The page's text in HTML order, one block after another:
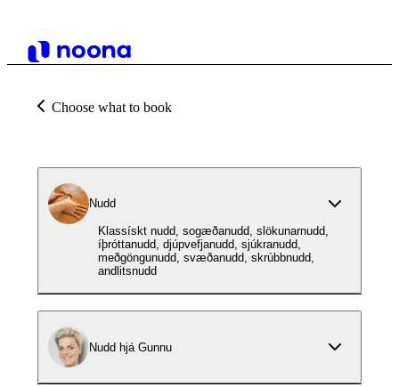
Choose what to book
Nudd
Klassískt nudd, sogæðanudd, slökunarnudd,
íþróttanudd, djúpvefjanudd, sjúkranudd,
meðgöngunudd, svæðanudd, skrúbbnudd,
andlitsnudd
Nudd hjá Gunnu